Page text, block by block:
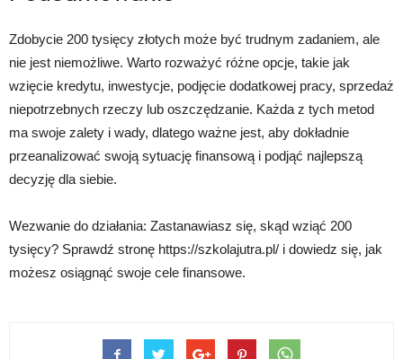
Zdobycie 200 tysięcy złotych może być trudnym zadaniem, ale
nie jest niemożliwe. Warto rozważyć różne opcje, takie jak
wzięcie kredytu, inwestycje, podjęcie dodatkowej pracy, sprzedaż
niepotrzebnych rzeczy lub oszczędzanie. Każda z tych metod
ma swoje zalety i wady, dlatego ważne jest, aby dokładnie
przeanalizować swoją sytuację finansową i podjąć najlepszą
decyzję dla siebie.
Wezwanie do działania: Zastanawiasz się, skąd wziąć 200
tysięcy? Sprawdź stronę https://szkolajutra.pl/ i dowiedz się, jak
możesz osiągnąć swoje cele finansowe.